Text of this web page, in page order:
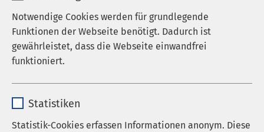
Notwendige Cookies werden für grundlegende
Funktionen der Webseite benötigt. Dadurch ist
gewährleistet, dass die Webseite einwandfrei
funktioniert.
Anbieter sgalinski
Statistiken
Statistik-Cookies erfassen Informationen anonym. Diese
Aktuelle Informationen
derzeit nicht alle digitalen Dienste verfügbar. Wir
arbeiten mit Hochdruck an der Behebung des